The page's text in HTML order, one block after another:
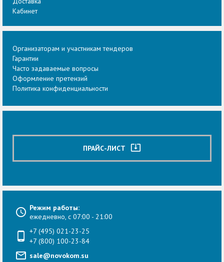
Кабинет
Организаторам и участникам тендеров
Гарантии
Часто задаваемые вопросы
Оформление претензий
Политика конфиденциальности
ПРАЙС-ЛИСТ system_update_alt
Режим работы:
ежедневно, с 07:00 - 21:00
+7 (495) 021-23-25
+7 (800) 100-23-84
sale@novokom.su